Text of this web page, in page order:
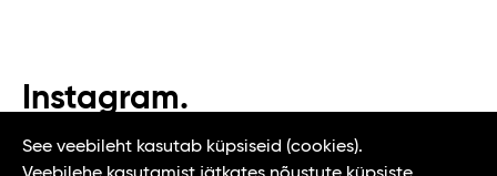
Instagram.
#t1tallinn #tasteoftallinn
See veebileht kasutab küpsiseid (cookies).